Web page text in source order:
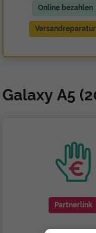
Online bezahlen
Versandreparatur
Galaxy A5
Partnerlink